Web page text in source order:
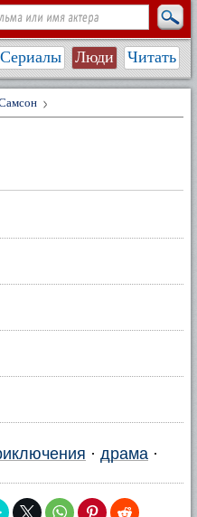
Сериалы Люди Читать
· драма ·